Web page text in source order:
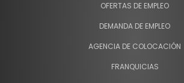
OFERTAS DE EMPLEO
DEMANDA DE EMPLEO
AGENCIA DE COLOCACIÓN
FRANQUICIAS